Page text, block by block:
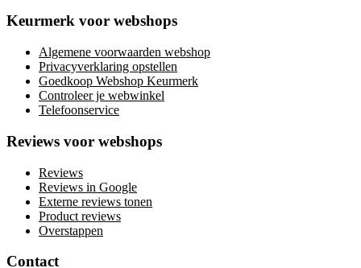
Keurmerk voor webshops
Algemene voorwaarden webshop
Privacyverklaring opstellen
Goedkoop Webshop Keurmerk
Controleer je webwinkel
Telefoonservice
Reviews voor webshops
Reviews
Reviews in Google
Externe reviews tonen
Product reviews
Overstappen
Contact